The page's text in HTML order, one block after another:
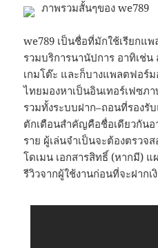
ภาพรวมสั้นๆของ we789
we789 เป็นชื่อที่มักใช้เรียกแ
รวมบริการนานัปการ อาทิเช่
เกมโต๊ะ และก็บางแพลตฟอร์
ไทยมองหาเป็นอินเทอร์เฟซภ
รวมทั้งระบบฝาก–ถอนที่รองรั
ตักเตือนสำคัญคือชื่อเดียวกัน
ราย ผู้เล่นจำเป็นจะต้องตรวจ
โดเมน เอกสารสิทธิ์ (หากมี)
รีวิวจากผู้ใช้งานก่อนที่จะฝากเ